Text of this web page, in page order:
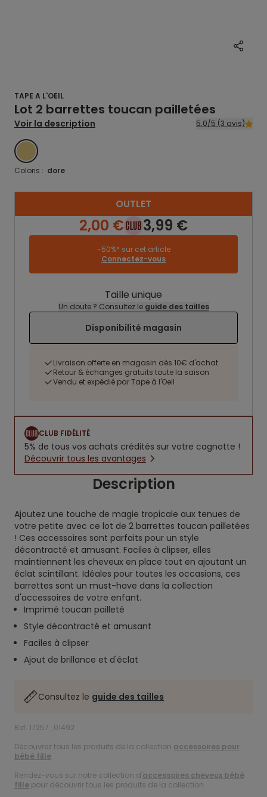
TAPE A L'OEIL
Lot 2 barrettes toucan pailletées
Voir la description 5.0/5 (3 avis)
DORE
Coloris : dore
OUTLET
2,00 € 3,99 €
-50%* sur cet article
Connectez-vous
Taille unique
Un doute ? Consultez le guide des tailles
Disponibilité magasin
Livraison offerte en magasin dès 10€ d'achat
Retour & échanges gratuits toute la saison
Vendu et expédié par Tape à l'Oeil
CLUB FIDÉLITÉ
5% de tous vos achats crédités sur votre cagnotte !
Découvrir tous les avantages
Description
Ajoutez une touche de magie tropicale aux tenues de
votre petite avec ce lot de 2 barrettes toucan pailletées
! Ces accessoires sont parfaits pour un style
décontracté et amusant. Faciles à clipser, elles
maintiennent les cheveux en place tout en ajoutant un
éclat scintillant. Idéales pour toutes les occasions, ces
barrettes sont un must-have dans la collection
d'accessoires de votre enfant.
Imprimé toucan pailleté
Style décontracté et amusant
Faciles à clipser
Ajout de brillance et d'éclat
Consultez le guide des tailles
Ref. 17257_01492
Découvrez tous les produits de la collection accessoires pour
bébé fille.
Rendez-vous sur notre collection d'accessoires cheveux bébé
fille pour découvrir tous les produits de la collection.